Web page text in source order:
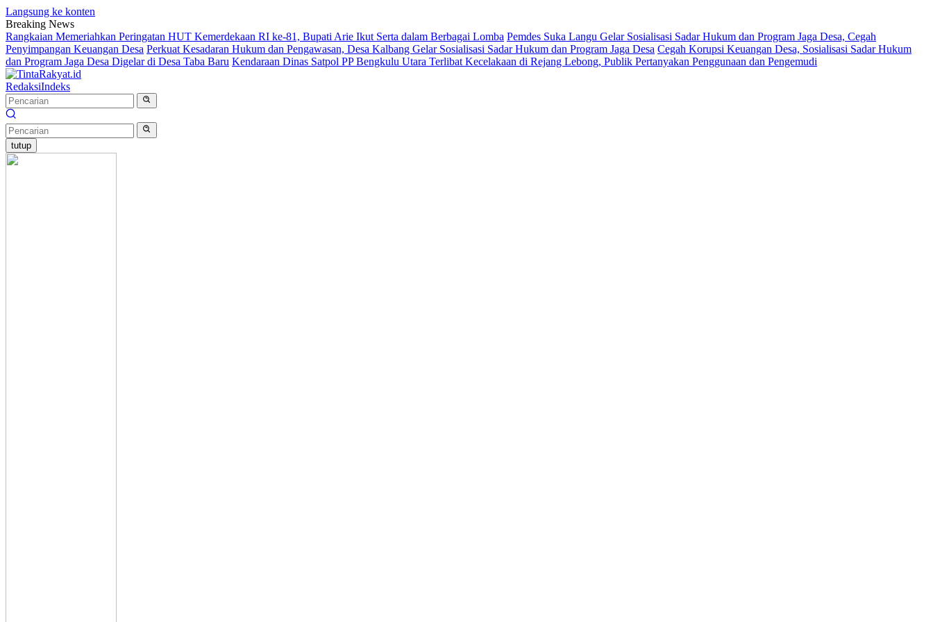
Langsung ke konten
Breaking News
Rangkaian Memeriahkan Peringatan HUT Kemerdekaan RI ke-81, Bupati Arie Ikut Serta dalam Berbagai Lomba Pemdes Suka Langu Gelar Sosialisasi Sadar Hukum dan Program Jaga Desa, Cegah
Penyimpangan Keuangan Desa Perkuat Kesadaran Hukum dan Pengawasan, Desa Kalbang Gelar Sosialisasi Sadar Hukum dan Program Jaga Desa Cegah Korupsi Keuangan Desa, Sosialisasi Sadar Hukum
dan Program Jaga Desa Digelar di Desa Taba Baru Kendaraan Dinas Satpol PP Bengkulu Utara Terlibat Kecelakaan di Rejang Lebong, Publik Pertanyakan Penggunaan dan Pengemudi
RedaksiIndeks
tutup